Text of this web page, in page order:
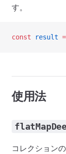
す。
const result =
使用法
コレクション